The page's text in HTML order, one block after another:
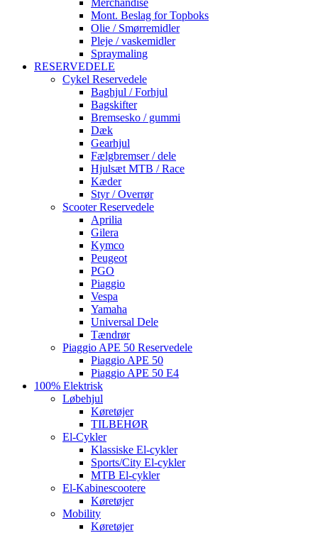
Merchandise
Mont. Beslag for Topboks
Olie / Smørremidler
Pleje / vaskemidler
Spraymaling
RESERVEDELE
Cykel Reservedele
Baghjul / Forhjul
Bagskifter
Bremsesko / gummi
Dæk
Gearhjul
Fælgbremser / dele
Hjulsæt MTB / Race
Kæder
Styr / Overrør
Scooter Reservedele
Aprilia
Gilera
Kymco
Peugeot
PGO
Piaggio
Vespa
Yamaha
Universal Dele
Tændrør
Piaggio APE 50 Reservedele
Piaggio APE 50
Piaggio APE 50 E4
100% Elektrisk
Løbehjul
Køretøjer
TILBEHØR
El-Cykler
Klassiske El-cykler
Sports/City El-cykler
MTB El-cykler
El-Kabinescootere
Køretøjer
Mobility
Køretøjer